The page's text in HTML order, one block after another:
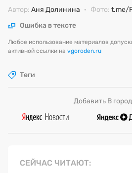
Автор: Аня Долинина · Фото: t.me/
Ошибка в тексте
Любое использование материалов
активной ссылки на vgoroden.ru
Теги
Добавить В
СЕЙЧАС ЧИТАЮТ